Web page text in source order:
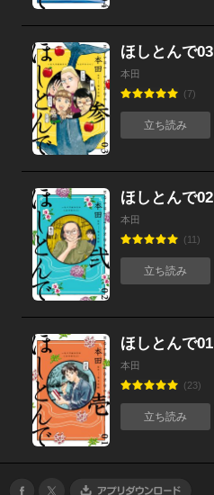
ほしとんで03
本田
(7)
立ち読み
ほしとんで02
本田
(11)
立ち読み
本田
(23)
立ち読み